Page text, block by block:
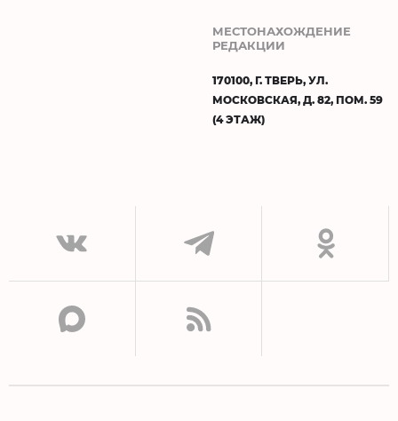
МЕСТОНАХОЖДЕНИЕ
РЕДАКЦИИ
170100, Г. ТВЕРЬ, УЛ.
МОСКОВСКАЯ, Д. 82, ПОМ. 59
(4 ЭТАЖ)